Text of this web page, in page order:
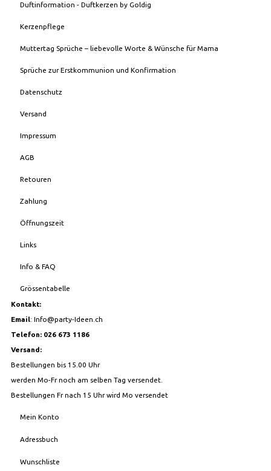
Duftinformation - Duftkerzen by Goldig
Kerzenpflege
Muttertag Sprüche – liebevolle Worte & Wünsche für Mama
Sprüche zur Erstkommunion und Konfirmation
Datenschutz
Versand
Impressum
AGB
Retouren
Zahlung
Öffnungszeit
Links
Info & FAQ
Grössentabelle
Kontakt:
Email: Info@party-Ideen.ch
Telefon: 026 673 1186
Versand:
Bestellungen bis 15.00 Uhr
werden Mo-Fr noch am selben Tag versendet.
Bestellungen Fr nach 15 Uhr wird Mo versendet
Mein Konto
Adressbuch
Wunschliste